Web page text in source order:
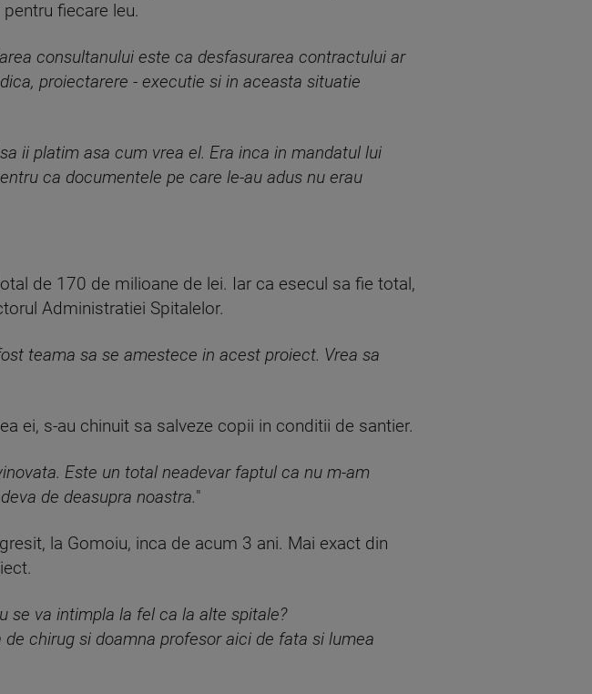
fiecare leu.
consultanului este ca desfasurarea contractului ar
proiectarere - executie si in aceasta situatie
ii platim asa cum vrea el. Era inca in mandatul lui
ca documentele pe care le-au adus nu erau
de 170 de milioane de lei. Iar ca esecul sa fie total,
Administratiei Spitalelor.
teama sa se amestece in acest proiect. Vrea sa
ei, s-au chinuit sa salveze copii in conditii de santier.
Este un total neadevar faptul ca nu m-am
de deasupra noastra."
la Gomoiu, inca de acum 3 ani. Mai exact din
se va intimpla la fel ca la alte spitale?
chirug si doamna profesor aici de fata si lumea